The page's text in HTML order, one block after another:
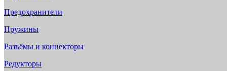
Предохранители
Пружины
Разъёмы и коннекторы
Редукторы